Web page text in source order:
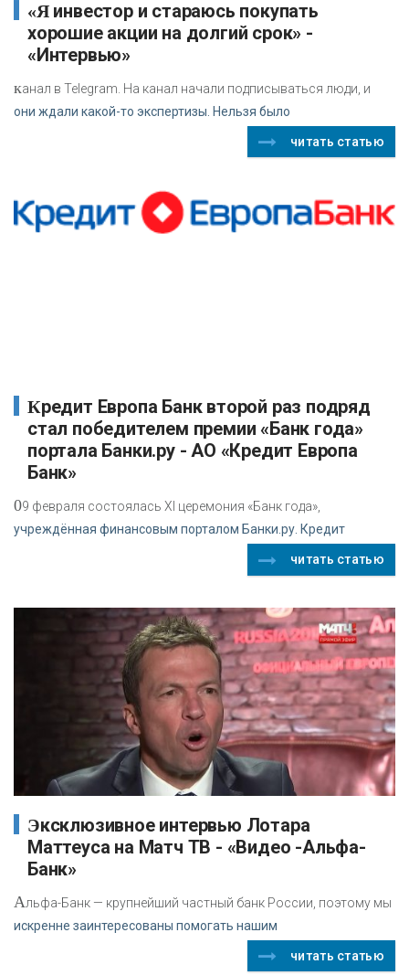
«Я инвестор и стараюсь покупать
хорошие акции на долгий срок» -
«Интервью»
канал в Telegram. На канал начали подписываться люди, и
они ждали какой-то экспертизы. Нельзя было
читать статью
Кредит Европа Банк второй раз подряд
стал победителем премии «Банк года»
портала Банки.ру - АО «Кредит Европа
Банк»
09 февраля состоялась XI церемония «Банк года»,
учреждённая финансовым порталом Банки.ру. Кредит
читать статью
Эксклюзивное интервью Лотара
Маттеуса на Матч ТВ - «Видео -Альфа-
Банк»
Альфа-Банк — крупнейший частный банк России, поэтому мы
искренне заинтересованы помогать нашим
читать статью